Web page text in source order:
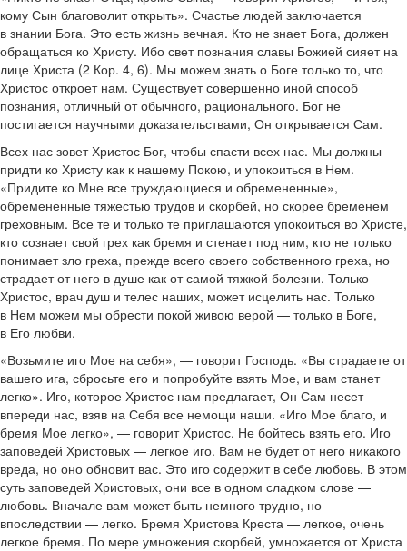
кому Сын благоволит открыть». Счастье людей заключается
в знании Бога. Это есть жизнь вечная. Кто не знает Бога, должен
обращаться ко Христу. Ибо свет познания славы Божией сияет на
лице Христа (2 Кор. 4, 6). Мы можем знать о Боге только то, что
Христос откроет нам. Существует совершенно иной способ
познания, отличный от обычного, рационального. Бог не
постигается научными доказательствами, Он открывается Сам.
Всех нас зовет Христос Бог, чтобы спасти всех нас. Мы должны
придти ко Христу как к нашему Покою, и упокоиться в Нем.
«Придите ко Мне все труждающиеся и обремененные»,
обремененные тяжестью трудов и скорбей, но скорее бременем
греховным. Все те и только те приглашаются упокоиться во Христе,
кто сознает свой грех как бремя и стенает под ним, кто не только
понимает зло греха, прежде всего своего собственного греха, но
страдает от него в душе как от самой тяжкой болезни. Только
Христос, врач душ и телес наших, может исцелить нас. Только
в Нем можем мы обрести покой живою верой — только в Боге,
в Его любви.
«Возьмите иго Мое на себя», — говорит Господь. «Вы страдаете от
вашего ига, сбросьте его и попробуйте взять Мое, и вам станет
легко». Иго, которое Христос нам предлагает, Он Сам несет —
впереди нас, взяв на Себя все немощи наши. «Иго Мое благо, и
бремя Мое легко», — говорит Христос. Не бойтесь взять его. Иго
заповедей Христовых — легкое иго. Вам не будет от него никакого
вреда, но оно обновит вас. Это иго содержит в себе любовь. В этом
суть заповедей Христовых, они все в одном сладком слове —
любовь. Вначале вам может быть немного трудно, но
впоследствии — легко. Бремя Христова Креста — легкое, очень
легкое бремя. По мере умножения скорбей, умножается от Христа